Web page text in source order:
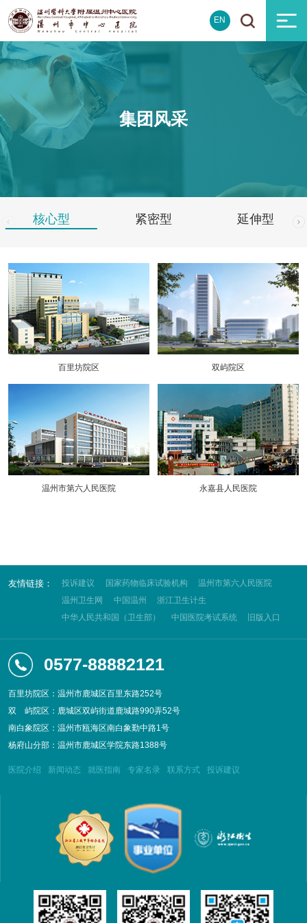
EN
集团风采
核心型 紧密型 延伸型
百里坊院区 双屿院区
温州市第六人民医院 永嘉县人民医院
友情链接： 投诉建议 国家药物临床试验机构
温州市第六人民医院
温州卫生网
中国温州
浙江卫生计生
中华人民共和国（卫生部）
中国医院考试系统 旧版入口
0577-88882121
百里坊院区：温州市鹿城区百里东路252号
双
屿院区：鹿城区双屿街道鹿城路990弄52号
南白象院区：温州市瓯海区南白象勤中路1号
杨府山分部：温州市鹿城区学院东路1388号
医院介绍 新闻动态 就医指南 专家名录 联系方式 投诉建议